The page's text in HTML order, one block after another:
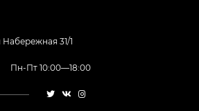
31/1
Пн-Пт 10:00—18:00